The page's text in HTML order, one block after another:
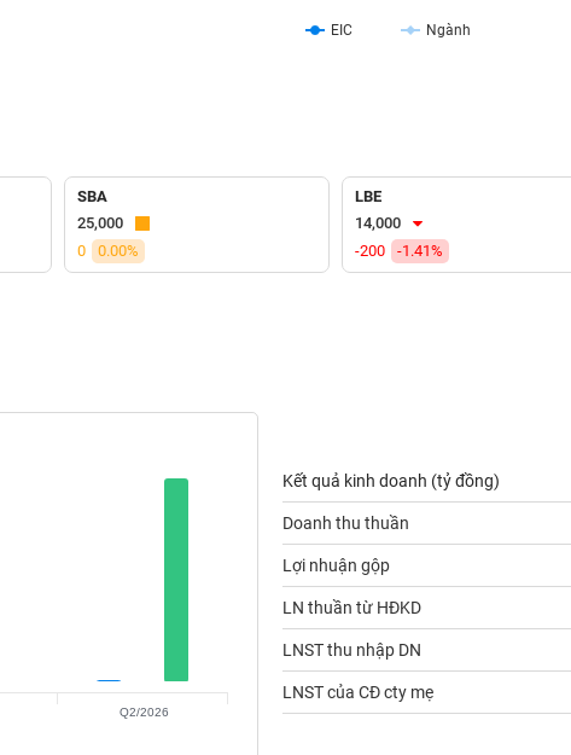
EIC Ngành
SBA
25,000
0
0.00%
LBE
14,000
-200
-1.41%
Q2/2026
Kết quả kinh doanh (tỷ đồng)
Doanh thu thuần
Lợi nhuận gộp
LN thuần từ HĐKD
LNST thu nhập DN
LNST của CĐ cty mẹ